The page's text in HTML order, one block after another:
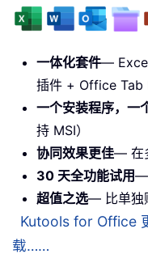
一体化套件—
插件 + Office Tab
一个安装程序，一
持 MSI）
协同效果更佳— 在
30 天全功能试用—
超值之选— 比单独
Kutools for Office
载……